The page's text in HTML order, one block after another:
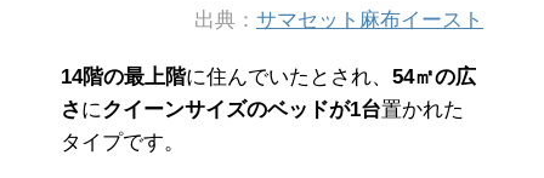
出典： サマセット麻布イースト
14階の最上階に住んでいたとされ、 54㎡の広
さにクイーンサイズのベッドが1台置かれた
タイプです。